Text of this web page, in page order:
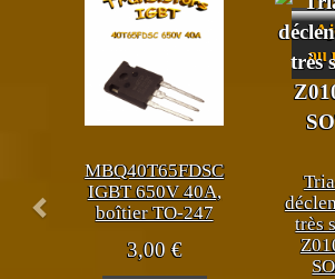
au
MBQ40T65FDSC
IGBT 650V 40A,
boîtier TO-247
3,00€
très